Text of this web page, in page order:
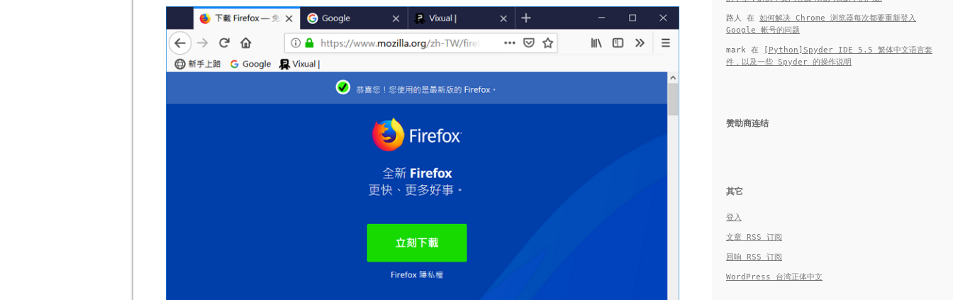
路人 在 如何解决 Chrome 浏览器每次都要重新登入
Google 帐号的问题
mark 在
[Python]Spyder IDE 5.5 繁体中文语言套
件，以及一些 Spyder 的操作说明
赞助商连结
其它
登入
文章 RSS 订阅
回响 RSS 订阅
WordPress 台湾正体中文